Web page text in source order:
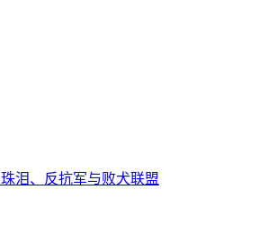
泪、反抗军与败犬联盟